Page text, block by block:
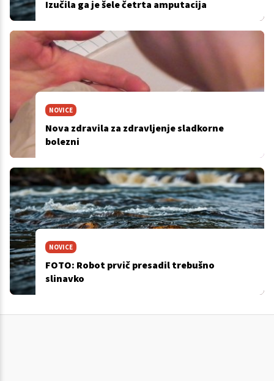
Izučila ga je šele četrta amputacija
NOVICE
Nova zdravila za zdravljenje sladkorne
bolezni
NOVICE
FOTO: Robot prvič presadil trebušno
slinavko